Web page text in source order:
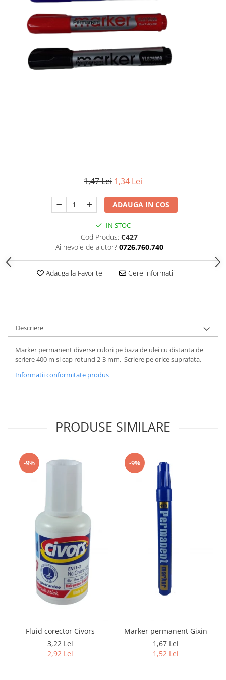
1,47 Lei 1,34 Lei
ADAUGA IN COS
IN STOC
Cod Produs: C427
Ai nevoie de ajutor? 0726.760.740
Adauga la Favorite Cere informatii
Descriere
Marker permanent diverse culori pe baza de ulei cu distanta de
scriere 400 m si cap rotund 2-3 mm. Scriere pe orice suprafata.
Informatii conformitate produs
PRODUSE SIMILARE
-9%
Fluid corector Civors
3,22 Lei
2,92 Lei
-9%
Marker permanent Gixin
1,67 Lei
1,52 Lei